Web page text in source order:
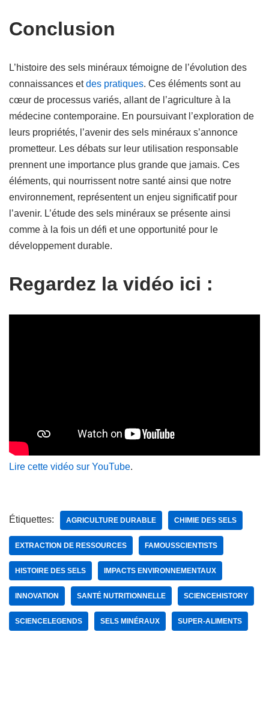
Conclusion
L’histoire des sels minéraux témoigne de l’évolution des
connaissances etdes pratiques. Ces éléments sont au
cœur de processus variés, allant de l’agriculture à la
médecine contemporaine. En poursuivant l’exploration de
leurs propriétés, l’avenir des sels minéraux s’annonce
prometteur. Les débats sur leur utilisation responsable
prennent une importance plus grande que jamais. Ces
éléments, qui nourrissent notre santé ainsi que notre
environnement, représentent un enjeu significatif pour
l’avenir. L’étude des sels minéraux se présente ainsi
comme à la fois un défi et une opportunité pour le
développement durable.
Regardez la vidéo ici :
Lire cette vidéo sur YouTube.
Étiquettes: AGRICULTURE DURABLE CHIMIE DES SELS
EXTRACTION DE RESSOURCES FAMOUSSCIENTISTS
HISTOIRE DES SELS IMPACTS ENVIRONNEMENTAUX
INNOVATION SANTÉ NUTRITIONNELLE SCIENCEHISTORY
SCIENCELEGENDS SELS MINÉRAUX SUPER-ALIMENTS